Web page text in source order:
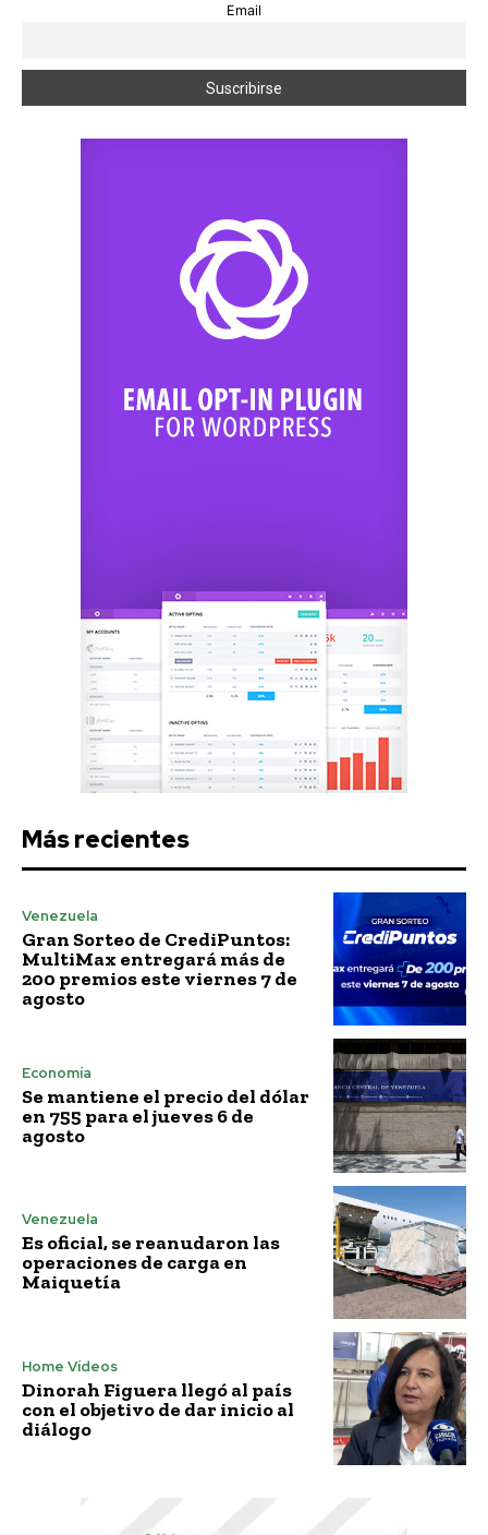
Email
Más recientes
Venezuela
Gran Sorteo de CrediPuntos:
MultiMax entregará más de
200 premios este viernes 7 de
agosto
Economía
Se mantiene el precio del dólar
en 755 para el jueves 6 de
agosto
Venezuela
Es oficial, se reanudaron las
operaciones de carga en
Maiquetía
Home Vídeos
Dinorah Figuera llegó al país
con el objetivo de dar inicio al
diálogo